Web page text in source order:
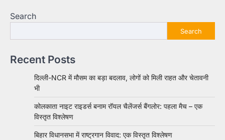
Search
Search
Recent Posts
दिल्ली-NCR में मौसम का बड़ा बदलाव, लोगों को मिली राहत और चेतावनी
भी
कोलकाता नाइट राइडर्स बनाम रॉयल चैलेंजर्स बैंगलोर: पहला मैच – एक
विस्तृत विश्लेषण
बिहार विधानसभा में राष्ट्रगान विवाद: एक विस्तृत विश्लेषण